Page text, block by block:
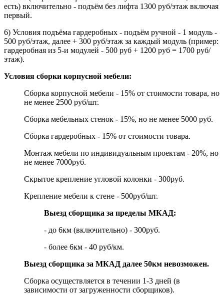
есть) включительно - подъём без лифта 1300 руб/этаж включая
первый.
6) Условия подъёма гардеробных - подъём ручной - 1 модуль -
500 руб/этаж, далее + 300 руб/этаж за каждый модуль (пример:
гардеробная из 5-и модулей - 500 руб + 1200 руб = 1700 руб/
этаж).
Условия сборки корпусной мебели:
Сборка корпусной мебели - 15% от стоимости товара, но
не менее 2500 руб/шт.
Сборка мебельных стенок - 15%, но не менее 5000 руб.
Сборка гардеробных - 15% от стоимости товара.
Монтаж мебели по индивидуальным проектам - 20%, но
не менее 7000руб.
Скрытое крепление угловой колонки - 300руб.
Крепление мебели к стене - 500руб/шт.
Выезд сборщика за пределы МКАД:
- до 6км (включительно) - 300руб.
- более 6км - 40 руб/км.
Выезд сборщика за МКАД далее 50км невозможен.
Сборка осуществляется в течении 1-3 дней (в
зависимости от загруженности сборщиков).